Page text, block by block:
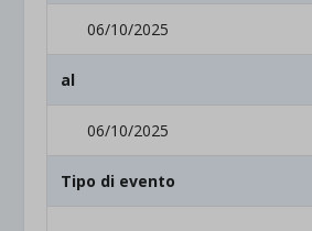
06/10/2025
al
06/10/2025
Tipo di evento